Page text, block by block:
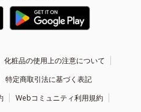
化粧品の使用上の注意について
特定商取引法に基づく表記
Webコミュニティ利用規約